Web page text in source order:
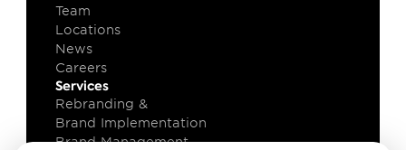
Team
Locations
News
Careers
Services
Rebranding &
Brand Implementation
Brand Management